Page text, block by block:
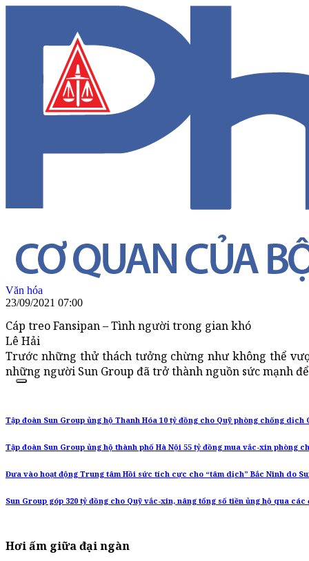
Văn hóa
23/09/2021 07:00
Cáp treo Fansipan – Tình người trong gian khó
Lê Hải
Trước những thử thách tưởng chừng như không thể
những người Sun Group đã trở thành nguồn sức mạnh
Tập đoàn Sun Group ủng hộ Thanh Hóa 10 tỷ đồng cho Quỹ phòng chống dịch
Tập đoàn Sun Group ủng hộ thành phố Hà Nội 55 tỷ đồng mua vắc-xin phòng
Đưa vào hoạt động Trung tâm Hồi sức tích cực cho “tâm dịch” Bắc Ninh do
Sun Group góp 320 tỷ đồng cho Quỹ vắc-xin, nâng tổng số tiền ủng hộ qua
Hơi ấm giữa đại ngàn